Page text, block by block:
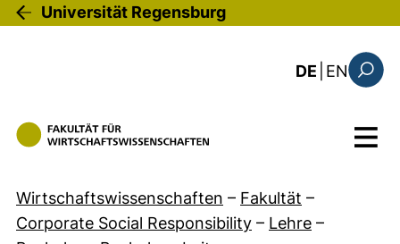
Direkt zum Inhalt
Universität Regensburg
DE EN: the
Menü
Wirtschaftswissenschaften – Fakultät –
Corporate Social Responsibility – Lehre –